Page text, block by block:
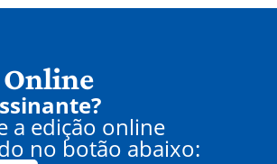
a edição online
no botão abaixo: